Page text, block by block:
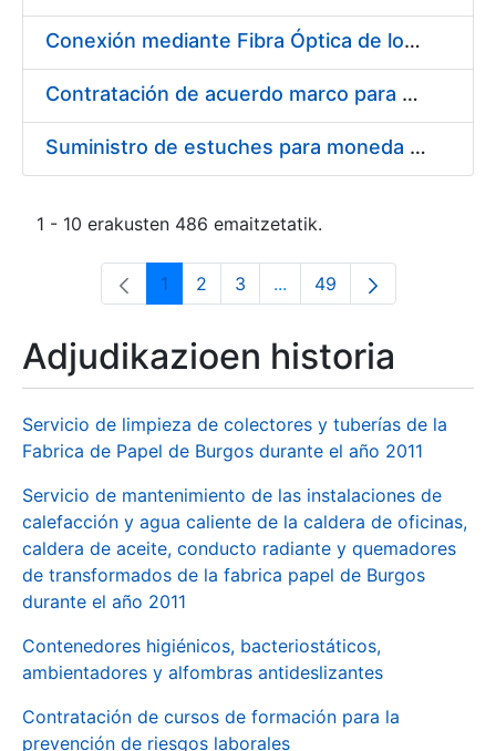
Conexión mediante Fibra Óptica de los Centros de Proceso de Datos (CPDs) de las sedes de la FNMT-RCM de Burgos y Madrid
Contratación de acuerdo marco para el Suministro de Material de Electricidad para la Fábrica Nacional de Moneda y Timbre-Real Casa de la Moneda en su centro de trabajo de Burgos
Suministro de estuches para moneda de 30 €
1 - 10 erakusten 486 emaitzetatik.
Orrialdea
1 Orrialdea
2 Orrialdea
3 ...Intermediate Pages Use
Orrialdea
49
Adjudikazioen historia
Servicio de limpieza de colectores y tuberías de la
Fabrica de Papel de Burgos durante el año 2011
Servicio de mantenimiento de las instalaciones de
calefacción y agua caliente de la caldera de oficinas,
caldera de aceite, conducto radiante y quemadores
de transformados de la fabrica papel de Burgos
durante el año 2011
Contenedores higiénicos, bacteriostáticos,
ambientadores y alfombras antideslizantes
Contratación de cursos de formación para la
prevención de riesgos laborales